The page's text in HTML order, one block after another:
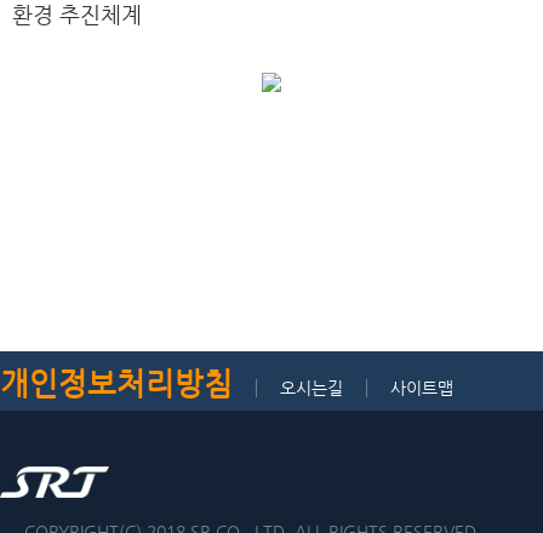
환경 추진체계
개인정보처리방침 오시는길 사이트맵